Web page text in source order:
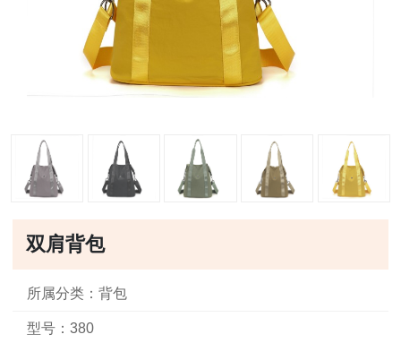
双肩背包
所属分类：背包
型号：380